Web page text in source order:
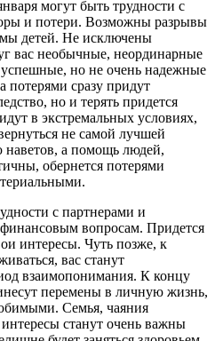
могут быть трудности с
и потери. Возможны разрывы
детей. Не исключены
вас необычные, неординарные
но не очень надежные
потерями сразу придут
но и терять придется
в экстремальных условиях,
не самой лучшей
наветов, а помощь людей,
обернется потерями
с партнерами и
вопросам. Придется
интересы. Чуть позже, к
вас станут
взаимопонимания. К концу
перемены в личную жизнь,
Семья, чаяния
станут очень важны